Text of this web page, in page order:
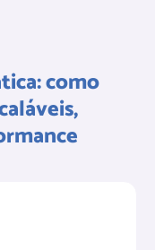
como